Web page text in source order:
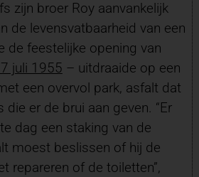
zijn broer Roy aanvankelijk
de levensvatbaarheid van een
de feestelijke opening van
juli 1955 – uitdraaide op een
een overvol park, asfalt dat
er de brui aan geven. “Er
dag een staking van de
moest beslissen of hij de
repareren of de toiletten”,